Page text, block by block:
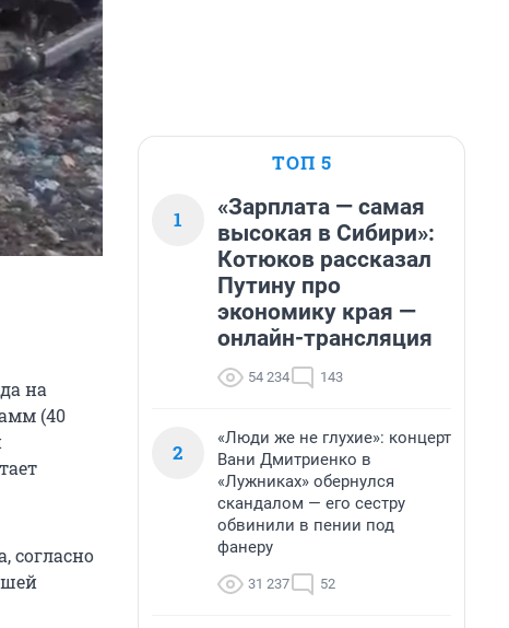
на
(40
согласно
ТОП 5
1
«Зарплата — самая
высокая в Сибири»:
Котюков рассказал
Путину про
экономику края —
онлайн-трансляция
54 234 143
2
«Люди же не глухие»: концерт
Вани Дмитриенко в
«Лужниках» обернулся
скандалом — его сестру
обвинили в пении под
фанеру
31 237 52